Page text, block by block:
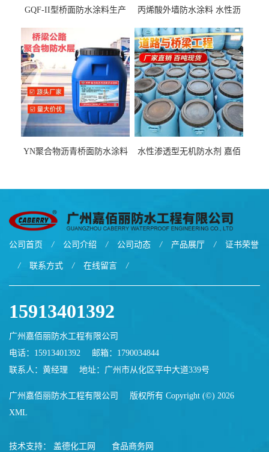
GQF-II型桥面防水涂料生产
丙烯酸外墙防水涂料 水性沥
厂家
YN聚合物沥青桥面防水涂料
水性渗透型无机防水剂 嘉佰
公司首页 / 公司介绍 / 公司动态 / 产品展厅 / 证书荣誉
/ 联系方式 / 在线留言 /
15913401392
广州嘉佰丽防水工程有限公司
电话：15913401392
邮箱： 1790034844
联系人：黄经理
地址：广州市从化区平中大道339号
广州嘉佰丽防水工程有限公司
版权所有 Copyright (©) 2026
XML
技术支持： 盖德化工网 食品商务网